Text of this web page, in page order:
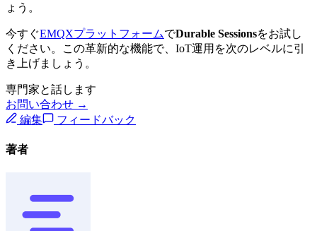
ょう。
今すぐEMQXプラットフォームでDurable Sessionsをお試し
ください。この革新的な機能で、IoT運用を次のレベルに引
き上げましょう。
専門家と話します
お問い合わせ →
編集
フィードバック
著者